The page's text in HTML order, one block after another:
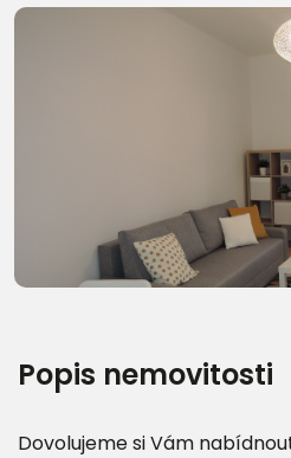
Další
Popis nemovitosti
Dovolujeme si Vám